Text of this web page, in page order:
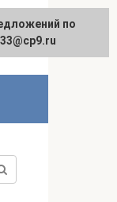
по
по